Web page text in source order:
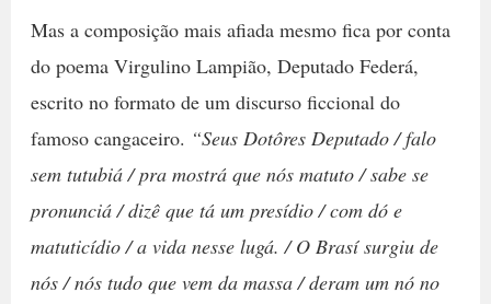
Mas a composição mais afiada mesmo fica por conta
do poema Virgulino Lampião, Deputado Federá,
escrito no formato de um discurso ficcional do
famoso cangaceiro. “Seus Dotôres Deputado / falo
sem tutubiá / pra mostrá que nós matuto / sabe se
pronunciá / dizê que tá um presídio / com dó e
matuticídio / a vida nesse lugá. / O Brasí surgiu de
nós / nós tudo que vem da massa / deram um nó no